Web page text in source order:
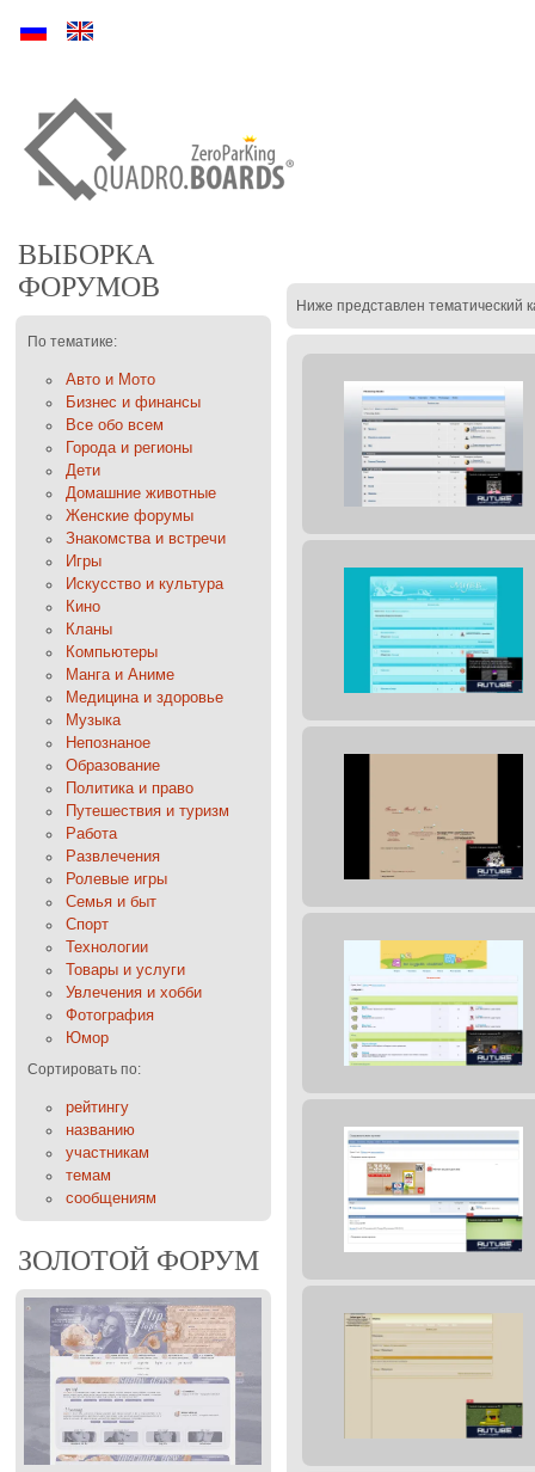
Ру En
ВЫБОРКА
ФОРУМОВ
По тематике:
Авто и Мото
Бизнес и финансы
Все обо всем
Города и регионы
Дети
Домашние животные
Женские форумы
Знакомства и встречи
Игры
Искусство и культура
Кино
Кланы
Компьютеры
Манга и Аниме
Медицина и здоровье
Музыка
Непознаное
Образование
Политика и право
Путешествия и туризм
Работа
Развлечения
Ролевые игры
Семья и быт
Спорт
Технологии
Товары и услуги
Увлечения и хобби
Фотография
Юмор
Сортировать по:
рейтингу
названию
участникам
темам
сообщениям
ЗОЛОТОЙ ФОРУМ
Ниже представлен тематический